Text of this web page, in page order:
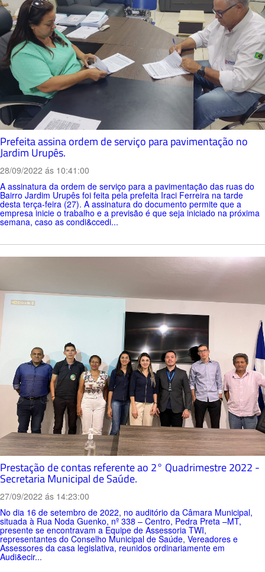
Prefeita assina ordem de serviço para pavimentação no
Jardim Urupês.
28/09/2022 ás 10:41:00
A assinatura da ordem de serviço para a pavimentação das ruas do
Bairro Jardim Urupês foi feita pela prefeita Iraci Ferreira na tarde
desta terça-feira (27). A assinatura do documento permite que a
empresa inicie o trabalho e a previsão é que seja iniciado na próxima
semana, caso as condi&ccedi...
Prestação de contas referente ao 2° Quadrimestre 2022 -
Secretaria Municipal de Saúde.
27/09/2022 ás 14:23:00
No dia 16 de setembro de 2022, no auditório da Câmara Municipal,
situada à Rua Noda Guenko, nº 338 – Centro, Pedra Preta –MT,
presente se encontravam a Equipe de Assessoria TWI,
representantes do Conselho Municipal de Saúde, Vereadores e
Assessores da casa legislativa, reunidos ordinariamente em
Audi&ecir...